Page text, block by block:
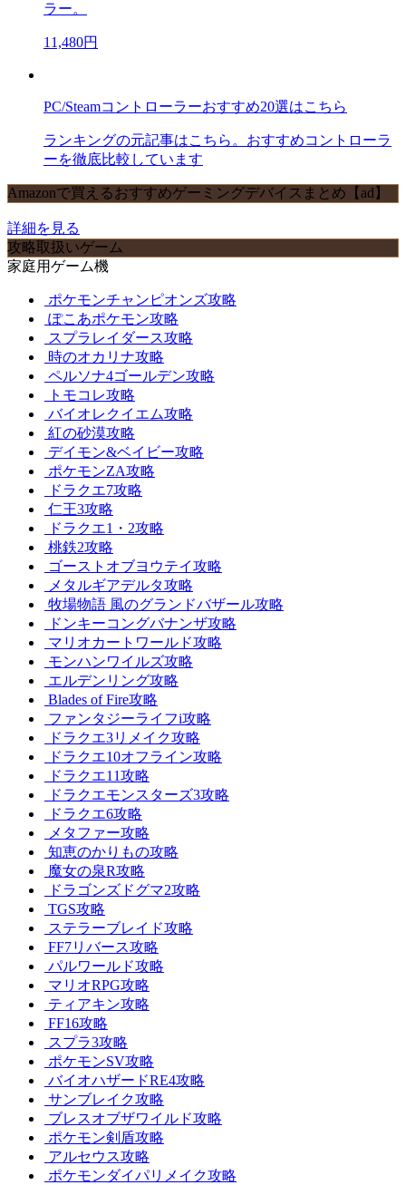
ラー。
11,480円
PC/Steamコントローラーおすすめ20選はこちら
ランキングの元記事はこちら。おすすめコントローラ
ーを徹底比較しています
Amazonで買えるおすすめゲーミングデバイスまとめ【ad】
詳細を見る
攻略取扱いゲーム
家庭用ゲーム機
ポケモンチャンピオンズ攻略
ぽこあポケモン攻略
スプラレイダース攻略
時のオカリナ攻略
ペルソナ4ゴールデン攻略
トモコレ攻略
バイオレクイエム攻略
紅の砂漠攻略
デイモン&ベイビー攻略
ポケモンZA攻略
ドラクエ7攻略
仁王3攻略
ドラクエ1・2攻略
桃鉄2攻略
ゴーストオブヨウテイ攻略
メタルギアデルタ攻略
牧場物語 風のグランドバザール攻略
ドンキーコングバナンザ攻略
マリオカートワールド攻略
モンハンワイルズ攻略
エルデンリング攻略
Blades of Fire攻略
ファンタジーライフi攻略
ドラクエ3リメイク攻略
ドラクエ10オフライン攻略
ドラクエ11攻略
ドラクエモンスターズ3攻略
ドラクエ6攻略
メタファー攻略
知恵のかりもの攻略
魔女の泉R攻略
ドラゴンズドグマ2攻略
TGS攻略
ステラーブレイド攻略
FF7リバース攻略
パルワールド攻略
マリオRPG攻略
ティアキン攻略
FF16攻略
スプラ3攻略
ポケモンSV攻略
バイオハザードRE4攻略
サンブレイク攻略
ブレスオブザワイルド攻略
ポケモン剣盾攻略
アルセウス攻略
ポケモンダイパリメイク攻略